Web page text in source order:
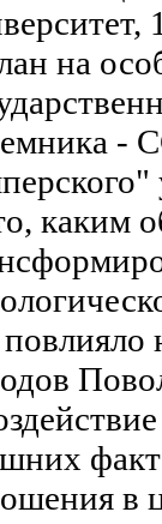
на
-
каким
в